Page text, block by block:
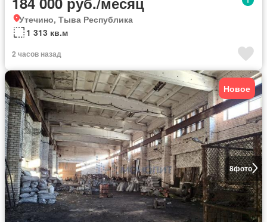
Утечино, Тыва Республика
1 313 кв.м
2 часов назад
8фото
Новое